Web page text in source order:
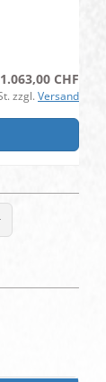
CHF
zzgl. Versand